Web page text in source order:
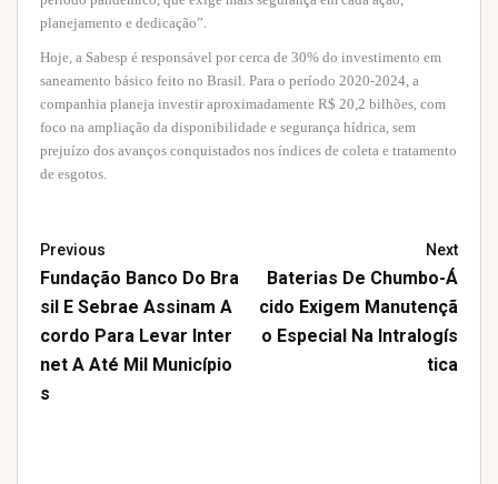
planejamento e dedicação”.
Hoje, a Sabesp é responsável por cerca de 30% do investimento em
saneamento básico feito no Brasil. Para o período 2020-2024, a
companhia planeja investir aproximadamente R$ 20,2 bilhões, com
foco na ampliação da disponibilidade e segurança hídrica, sem
prejuízo dos avanços conquistados nos índices de coleta e tratamento
de esgotos.
Previous
Fundação Banco Do Bra
Sil E Sebrae Assinam A
Cordo Para Levar Inter
Net A Até Mil Município
S
Next
Baterias De Chumbo-Á
Cido Exigem Manutençã
O Especial Na Intralogís
Tica